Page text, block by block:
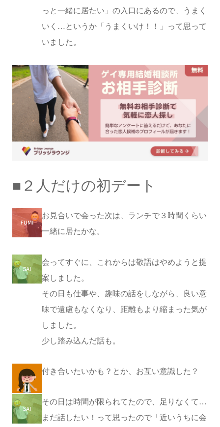
っと一緒に居たい」の入口にあるので、うまく
いく…というか「うまくいけ！！」って思って
いました。
■ ２人だけの初デート
お見合いで会った次は、ランチで３時間くらい
一緒に居たかな。
会ってすぐに、これからは敬語はやめようと提
案しました。
その日も仕事や、趣味の話をしながら、良い意
味で遠慮もなくなり、距離もより縮まった気が
しました。
少し踏み込んだ話も。
付き合いたいかも？とか、お互い意識した？
その日は時間が限られてたので、足りなくて…
まだ話したい！って思ったので「近いうちに会